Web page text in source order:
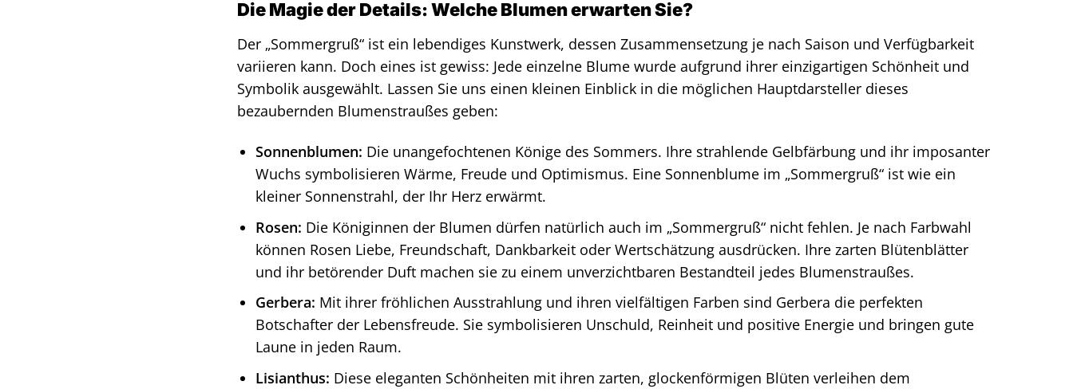
Die Magie der Details: Welche Blumen erwarten Sie?
Der „Sommergruß“ ist ein lebendiges Kunstwerk, dessen Zusammensetzung je nach Saison und Verfügbarkeit
variieren kann. Doch eines ist gewiss: Jede einzelne Blume wurde aufgrund ihrer einzigartigen Schönheit und
Symbolik ausgewählt. Lassen Sie uns einen kleinen Einblick in die möglichen Hauptdarsteller dieses
bezaubernden Blumenstraußes geben:
Sonnenblumen: Die unangefochtenen Könige des Sommers. Ihre strahlende Gelbfärbung und ihr imposanter
Wuchs symbolisieren Wärme, Freude und Optimismus. Eine Sonnenblume im „Sommergruß“ ist wie ein
kleiner Sonnenstrahl, der Ihr Herz erwärmt.
Rosen: Die Königinnen der Blumen dürfen natürlich auch im „Sommergruß“ nicht fehlen. Je nach Farbwahl
können Rosen Liebe, Freundschaft, Dankbarkeit oder Wertschätzung ausdrücken. Ihre zarten Blütenblätter
und ihr betörender Duft machen sie zu einem unverzichtbaren Bestandteil jedes Blumenstraußes.
Gerbera: Mit ihrer fröhlichen Ausstrahlung und ihren vielfältigen Farben sind Gerbera die perfekten
Botschafter der Lebensfreude. Sie symbolisieren Unschuld, Reinheit und positive Energie und bringen gute
Laune in jeden Raum.
Lisianthus: Diese eleganten Schönheiten mit ihren zarten, glockenförmigen Blüten verleihen dem